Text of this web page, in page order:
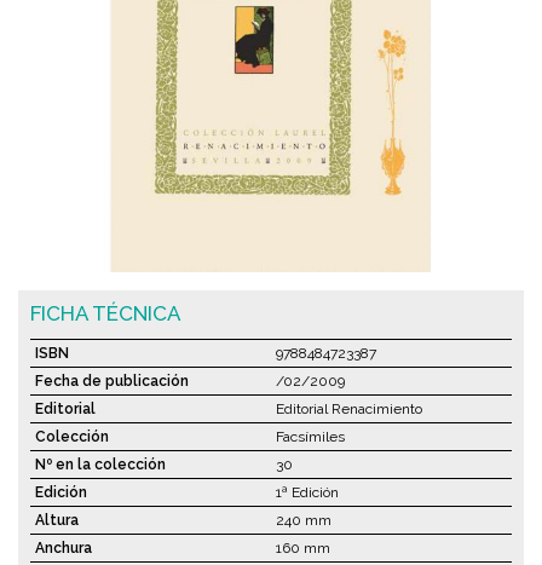
FICHA TÉCNICA
ISBN
9788484723387
Fecha de publicación
/02/2009
Editorial
Editorial Renacimiento
Colección
Facsímiles
Nº en la colección
30
Edición
1ª Edición
Altura
240 mm
Anchura
160 mm